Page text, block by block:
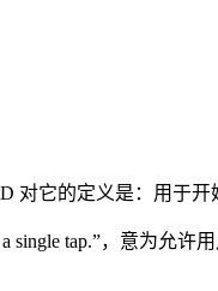
对它的定义是：用于开
single tap.”，意为允